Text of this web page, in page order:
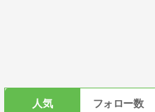
人気 フォロー数